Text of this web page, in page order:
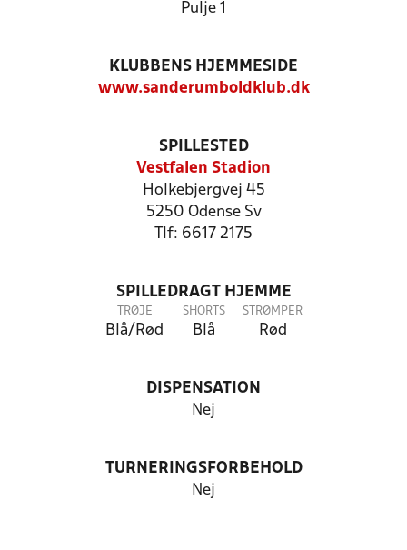
Pulje 1
KLUBBENS HJEMMESIDE
www.sanderumboldklub.dk
SPILLESTED
Vestfalen Stadion
Holkebjergvej 45
5250 Odense Sv
Tlf: 6617 2175
SPILLEDRAGT HJEMME
TRØJE
Blå/Rød
SHORTS
Blå
STRØMPER
Rød
DISPENSATION
Nej
TURNERINGSFORBEHOLD
Nej